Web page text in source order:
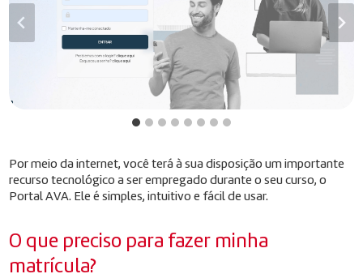
Por meio da internet, você terá à sua disposição um importante
recurso tecnológico a ser empregado durante o seu curso, o
Portal AVA. Ele é simples, intuitivo e fácil de usar.
O que preciso para fazer minha
matrícula?